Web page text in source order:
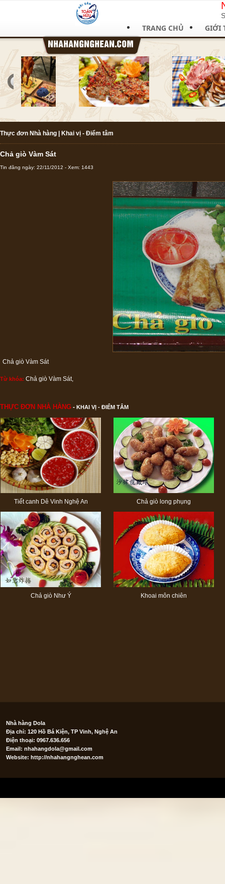
TRANG CHỦ GIỚI
Thực đơn Nhà hàng Khai vị - Điểm tâm
Chả giò Vàm Sát
Tin đăng ngày: 22/11/2012 - Xem: 1443
Chả giò Vàm Sát
Từ khóa: Chả giò Vàm Sát,
THỰC ĐƠN NHÀ HÀNG - KHAI VỊ - ĐIỂM TÂM
Tiết canh Dê Vinh Nghệ An Chả giò long phụng
Chả giò Như Ý Khoai môn chiên
Nhà hàng Dola
Địa chỉ: 120 Hồ Bá Kiện, TP Vinh, Nghệ An
Điện thoại: 0967.636.656
Email: nhahangdola@gmail.com
Website: http://nhahangnghean.com